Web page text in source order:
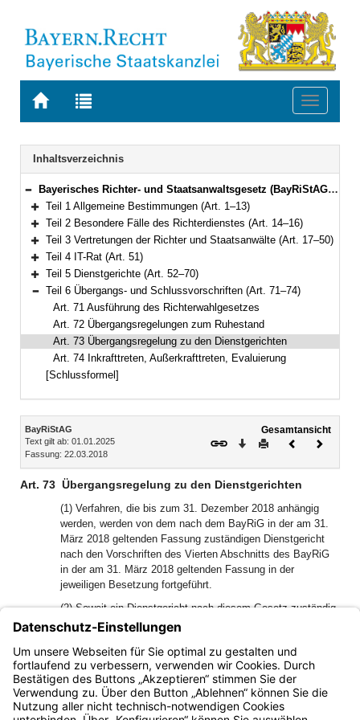
Zur
BAYERN.RECHT
Zur
letzten
Suche
Toggle
Navigation
Inhaltsverzeichnis
Bereich reduzieren
Bayerisches Richter- und Staatsanwaltsgesetz (BayRiStAG) Vom 22. März 2018 (GVBl. S. 118) BayRS 301-1-J (Art. 1–74)
Bereich erweitern
Teil 1 Allgemeine Bestimmungen (Art. 1–13)
Bereich erweitern
Teil 2 Besondere Fälle des Richterdienstes (Art. 14–16)
Bereich erweitern
Teil 3 Vertretungen der Richter und Staatsanwälte (Art. 17–50)
Bereich erweitern
Teil 4 IT-Rat (Art. 51)
Bereich erweitern
Teil 5 Dienstgerichte (Art. 52–70)
Bereich reduzieren
Teil 6 Übergangs- und Schlussvorschriften (Art. 71–74)
Art. 71 Ausführung des Richterwahlgesetzes
Art. 72 Übergangsregelungen zum Ruhestand
Art. 73 Übergangsregelung zu den Dienstgerichten
Art. 74 Inkrafttreten, Außerkrafttreten, Evaluierung
[Schlussformel]
Inhalt
BayRiStAG
Text gilt ab: 01.01.2025
Fassung: 22.03.2018
Gesamtansicht
Download
DruckenVorheriges
Art. 73 Übergangsregelung zu den Dienstgerichten
(1) Verfahren, die bis zum 31. Dezember 2018 anhängig
werden, werden von dem nach dem BayRiG in der am 31.
März 2018 geltenden Fassung zuständigen Dienstgericht
nach den Vorschriften des Vierten Abschnitts des BayRiG
in der am 31. März 2018 geltenden Fassung in der
jeweiligen Besetzung fortgeführt.
(2) Soweit ein Dienstgericht nach diesem Gesetz zuständig
ist, entscheidet es auch im Verfahren über die
Wiederaufnahme von Verfahren, die vor den bisher
zuständigen Gerichten rechtskräftig abgeschlossen worden
sind.
Bayern.de